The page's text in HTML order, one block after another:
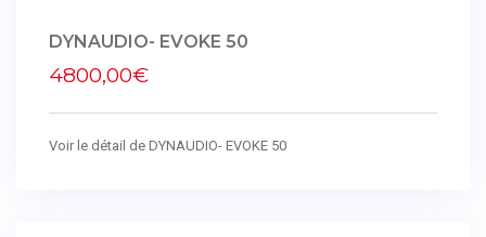
DYNAUDIO- EVOKE 50
4800,00€
Voir le détail de DYNAUDIO- EVOKE 50